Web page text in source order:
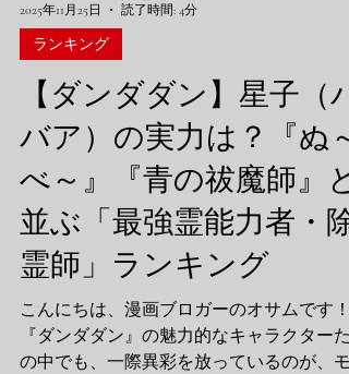
そのものを消し飛ばしかねない「ヤバい宇
人」がゴロゴロいます。 そこで今回は、オ
宙人 危険度ランキング」**を作成！ 我らが
セルポ星人は、並み居る強豪の中で何位に
ンクインするのか！？ 【ダンダダン】セル
ポ星人は何位？『GANTZ』『ドラゴンボー
ル』etc... 漫画界「最凶宇宙人」危険度ラン
キングTOP5 第5位：セルポ星人（ダンダダ
ン） 危険度：★☆☆☆☆（局所的災害） 特
徴：クローン増殖、念動力 まずは『ダンダ
ダン』からセルポ星人がランクイン。 彼ら
の強みは「数の暴力」と「科学力」。個体
しての戦闘力はそこまで高くありませんが
2025年11月25日 読了時間: 4分
ランキング
【ダンダダン】星子（バ
バア）の実力は？『ぬ～
べ～』『青の祓魔師』と
並ぶ「最強霊能力者・除
霊師」ランキング
こんにちは、漫画ブロガーのオサムです！
『ダンダダン』の魅力的なキャラクターた
の中でも、一際異彩を放っているのが、モ